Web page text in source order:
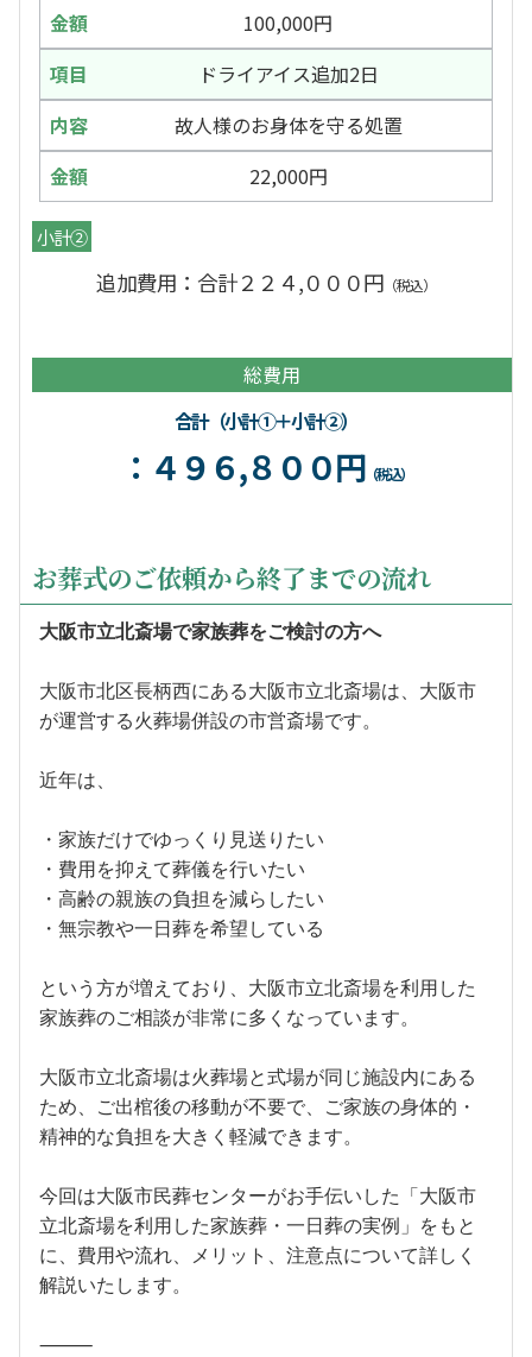
100,000円
ドライアイス追加2日
故人様のお身体を守る処置
22,000円
小計②
追加費用：合計２２４,０００円 （税込）
総費用
合計（小計①＋小計②）
：４９６,８００円 （税込）
お葬式のご依頼から終了までの流れ
大阪市立北斎場で家族葬をご検討の方へ
大阪市北区長柄西にある大阪市立北斎場は、大阪市
が運営する火葬場併設の市営斎場です。
近年は、
・家族だけでゆっくり見送りたい
・費用を抑えて葬儀を行いたい
・高齢の親族の負担を減らしたい
・無宗教や一日葬を希望している
という方が増えており、大阪市立北斎場を利用した
家族葬のご相談が非常に多くなっています。
大阪市立北斎場は火葬場と式場が同じ施設内にある
ため、ご出棺後の移動が不要で、ご家族の身体的・
精神的な負担を大きく軽減できます。
今回は大阪市民葬センターがお手伝いした「大阪市
立北斎場を利用した家族葬・一日葬の実例」をもと
に、費用や流れ、メリット、注意点について詳しく
解説いたします。
⸻